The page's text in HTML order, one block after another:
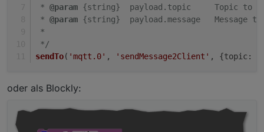
* @param {string}  payload.topic     Topic to
* @param {string}  payload.message   Message
*
*/
sendTo( 'mqtt.0' , 'sendMessage2Client' , {topic:
oder als Blockly: